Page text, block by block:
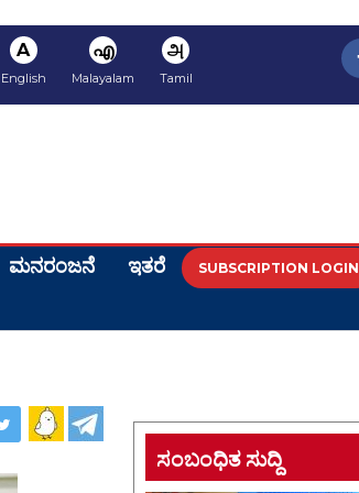
A
English
എ
Malayalam
அ
Tamil
ಮನರಂಜನೆ ಇತರೆ SUBSCRIPTION LOGIN
ಸಂಬಂಧಿತ ಸುದ್ದಿ